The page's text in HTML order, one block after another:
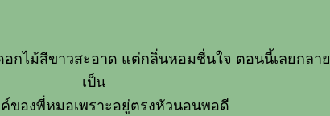
กไม้สีขาวสะอาด แต่กลิ่นหอมชื่นใจ ตอนนี้เลยกลา
เป็น
ของพี่หมอเพราะอยู่ตรงหัวนอนพอดี